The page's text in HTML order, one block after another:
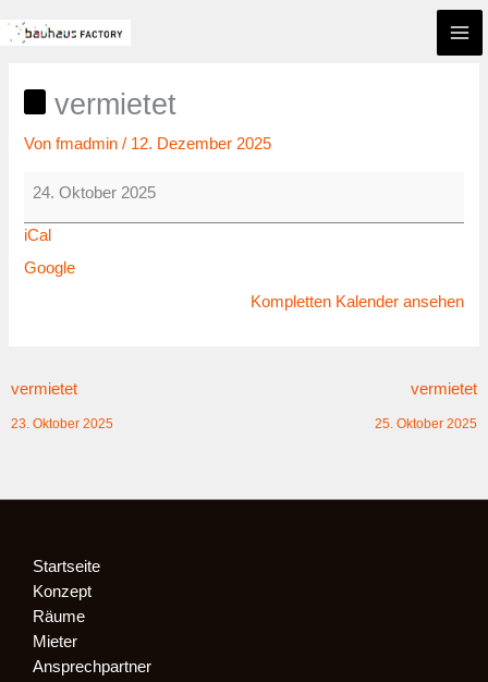
Inhalt
vermietet
Vonfmadmin/ 12. Dezember 2025
24. Oktober 2025
iCal
Google
Kompletten Kalender ansehen
vermietet
23. Oktober 2025
vermietet
25. Oktober 2025
Startseite
Konzept
Räume
Mieter
Ansprechpartner